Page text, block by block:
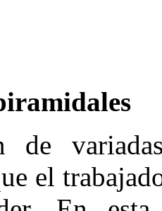
de
el